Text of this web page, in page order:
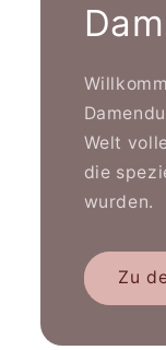
Welt
die
wurden.
Zu